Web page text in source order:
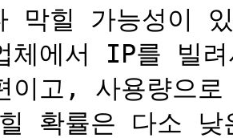
막힐 가능성이
체에서 IP를 빌
이고, 사용량으
확률은 다소